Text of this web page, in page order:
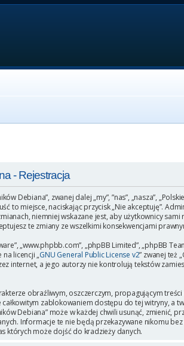
- Rejestracja
Debiana”, zwanej dalej „my”, ”nas”, „nasza”,
to miejsce, naciskając przycisk „Nie akceptuję”.
niemniej wskazane jest, aby użytkownicy
te zmiany ze wszelkimi konsekwencjami
„www.phpbb.com”, „phpBB Limited”,
licencji „GNU General Public License v2” zwanej też
internet, a jego autorzy nie kontrolują tekstów
obraźliwym, oszczerczym, propagującym
zablokowaniem dostępu do tej witryny,
Debiana” może w każdej chwili usunąć, zmienić,
Informacje te nie będą przekazywane nikomu
których może dojść do kradzieży danych.